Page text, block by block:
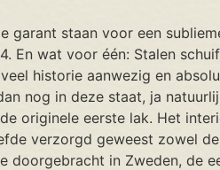
garant staan voor een
En wat voor één: Stalen
historie aanwezig en
nog in deze staat, ja
originele eerste lak. Het
verzorgd geweest zowel
in Zweden, de